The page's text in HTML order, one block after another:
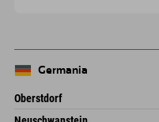
Germania
Oberstdorf
An der Breitach 3